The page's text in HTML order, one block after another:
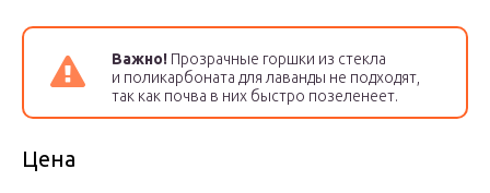
Важно! Прозрачные горшки из стекла
и поликарбоната для лаванды не подходят,
так как почва в них быстро позеленеет.
Цена